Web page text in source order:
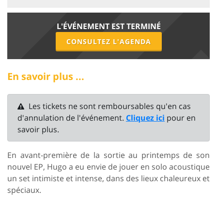
L'ÉVÉNEMENT EST TERMINÉ
CONSULTEZ L'AGENDA
En savoir plus ...
Les tickets ne sont remboursables qu'en cas
d'annulation de l'événement. Cliquez ici pour en
savoir plus.
En avant-première de la sortie au printemps de son
nouvel EP, Hugo a eu envie de jouer en solo acoustique
un set intimiste et intense, dans des lieux chaleureux et
spéciaux.